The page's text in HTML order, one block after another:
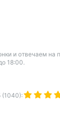
и отвечаем на
18:00.
(1040):